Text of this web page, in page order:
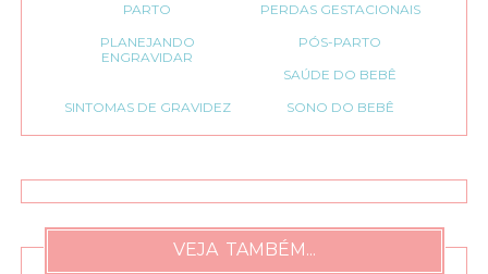
PARTO
PERDAS GESTACIONAIS
PLANEJANDO
ENGRAVIDAR
PÓS-PARTO
SAÚDE DO BEBÊ
SINTOMAS DE GRAVIDEZ
SONO DO BEBÊ
VEJA TAMBÉM...